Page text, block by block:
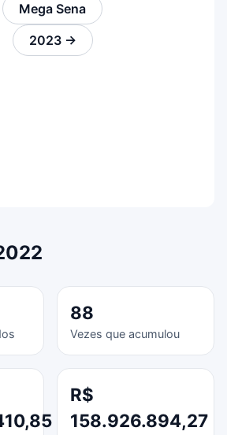
Mega Sena
2023 →
88
Vezes que acumulou
R$
158.926.894,27